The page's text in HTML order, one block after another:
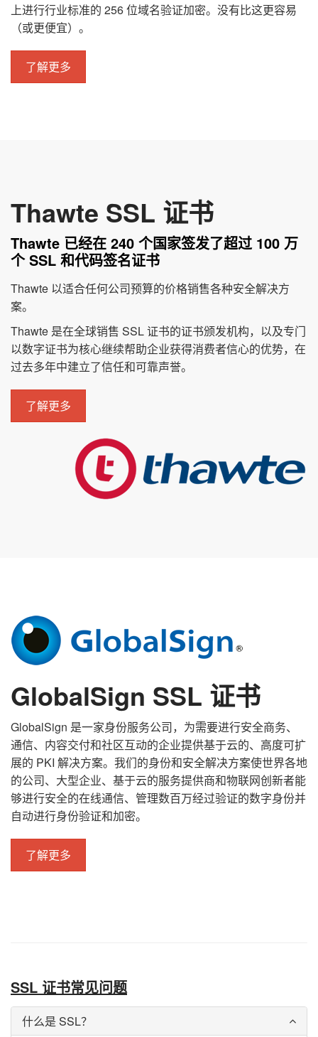
上进行行业标准的 256 位域名验证加密。没有比这更容易
（或更便宜）。
了解更多
Thawte SSL 证书
Thawte 已经在 240 个国家签发了超过 100 万
个 SSL 和代码签名证书
Thawte 以适合任何公司预算的价格销售各种安全解决方
案。
Thawte 是在全球销售 SSL 证书的证书颁发机构，以及专门
以数字证书为核心继续帮助企业获得消费者信心的优势，在
过去多年中建立了信任和可靠声誉。
了解更多
GlobalSign SSL 证书
GlobalSign 是一家身份服务公司，为需要进行安全商务、
通信、内容交付和社区互动的企业提供基于云的、高度可扩
展的 PKI 解决方案。我们的身份和安全解决方案使世界各地
的公司、大型企业、基于云的服务提供商和物联网创新者能
够进行安全的在线通信、管理数百万经过验证的数字身份并
自动进行身份验证和加密。
了解更多
SSL 证书常见问题
什么是 SSL？